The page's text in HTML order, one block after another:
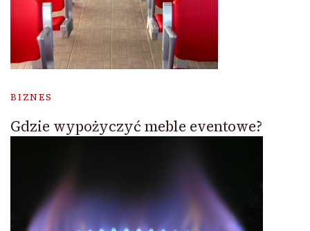
BIZNES
Gdzie wypożyczyć meble eventowe?